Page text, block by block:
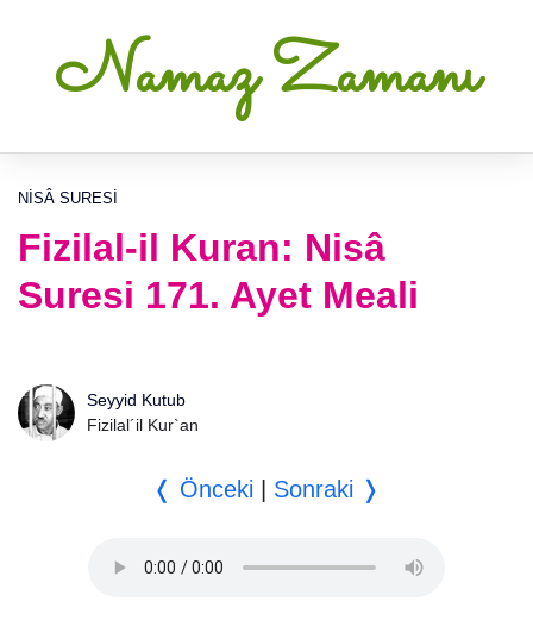
Namaz Zamanı
NISÂ SURESI
Fizilal-il Kuran: Nisâ
Suresi 171. Ayet Meali
Seyyid Kutub
Fizilal´il Kur`an
❬ Önceki Sonraki ❭